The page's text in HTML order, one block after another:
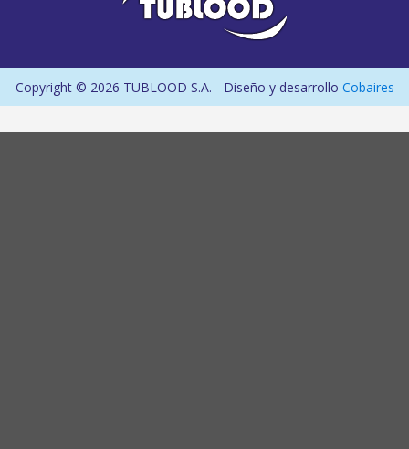
Copyright © 2026 TUBLOOD S.A. - Diseño y desarrollo Cobaires